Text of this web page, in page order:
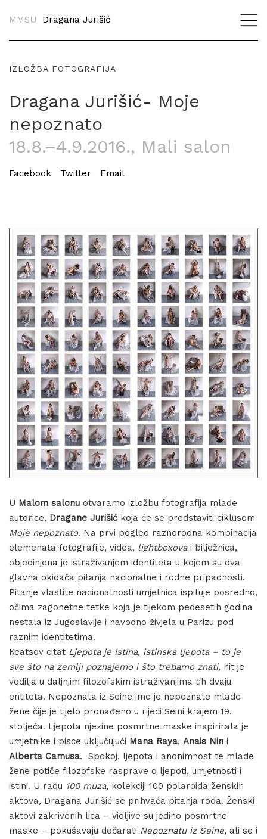
MMSU Dragana Jurišić
IZLOŽBA FOTOGRAFIJA
Dragana Jurišić- Moje
nepoznato
18.8.–4.9.2016., Mali salon
Facebook Twitter Email
U Malom salonu otvaramo izložbu fotografija mlade
autorice, Dragane Jurišićkoja će se predstaviti ciklusom
Moje nepoznato. Na prvi pogled raznorodna kombinacija
elemenata fotografije, videa, lightboxovai bilježnica,
objedinjena je istraživanjem identiteta u kojem su dva
glavna okidača pitanja nacionalne i rodne pripadnosti.
Pitanje vlastite nacionalnosti umjetnica ispituje posredno,
očima zagonetne tetke koja je tijekom pedesetih godina
nestala iz Jugoslavije i navodno živjela u Parizu pod
raznim identitetima.
Keatsov citat Ljepota je istina, istinska ljepota – to je
sve što na zemlji poznajemo i što trebamo znati, nit je
vodilja u daljnjim filozofskim istraživanjima tih dvaju
entiteta. Nepoznata iz Seine ime je nepoznate mlade
žene čije je tijelo pronađeno u rijeci Seini krajem 19.
stoljeća. Ljepota njezine posmrtne maske inspirirala je
umjetnike i pisce uključujući Mana Raya, Anais Nin i
Alberta Camusa. Spokoj, ljepota i anonimnost te mlade
žene potiče filozofske rasprave o ljepoti, umjetnosti i
istini. U radu 100 muza, kolekciji 100 polaroida ženskih
aktova, Dragana Jurišić se prihvaća pitanja roda. Ženski
aktovi zakrivenih lica – vidljive su jedino posmrtne
maske – pokušavaju dočarati Nepoznatu iz Seine, ali se i